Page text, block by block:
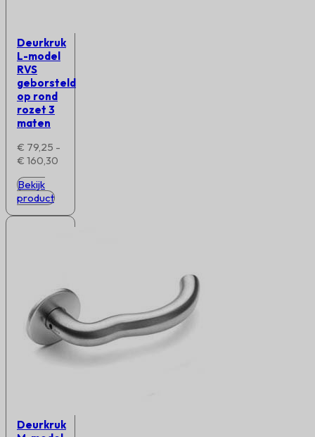
Deurkruk
L-model
RVS
geborsteld
op rond
rozet 3
maten
€ 79,25 -
€ 160,30
Bekijk
product
Deurkruk